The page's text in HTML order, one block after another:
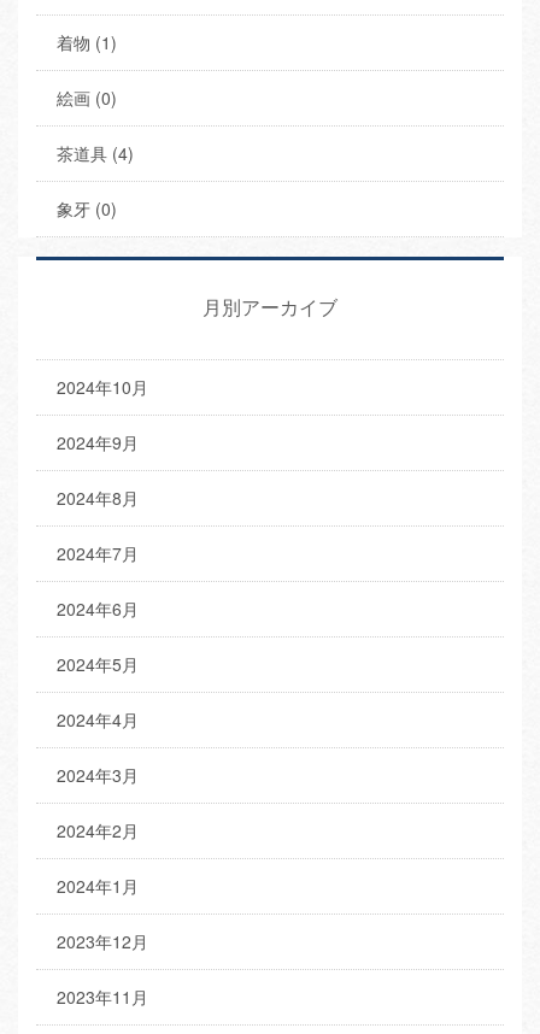
着物 (1)
絵画 (0)
茶道具 (4)
象牙 (0)
月別アーカイブ
2024年10月
2024年9月
2024年8月
2024年7月
2024年6月
2024年5月
2024年4月
2024年3月
2024年2月
2024年1月
2023年12月
2023年11月